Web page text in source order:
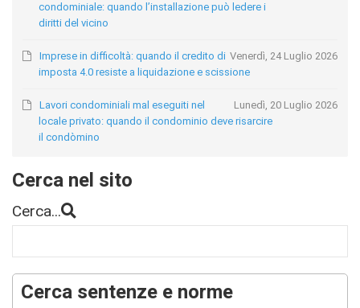
condominiale: quando l’installazione può ledere i
diritti del vicino
Venerdì, 24 Luglio 2026
Imprese in difficoltà: quando il credito di
imposta 4.0 resiste a liquidazione e scissione
Lunedì, 20 Luglio 2026
Lavori condominiali mal eseguiti nel
locale privato: quando il condominio deve risarcire
il condòmino
Cerca nel sito
Cerca...
Cerca sentenze e norme